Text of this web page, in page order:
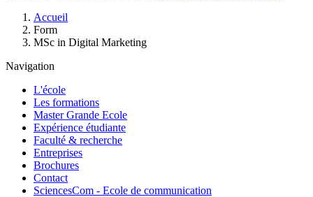
d'Ariane
Accueil
Form
MSc in Digital Marketing
Navigation
L'école
Les formations
Master Grande Ecole
Expérience étudiante
Faculté & recherche
Entreprises
Brochures
Contact
SciencesCom - Ecole de communication